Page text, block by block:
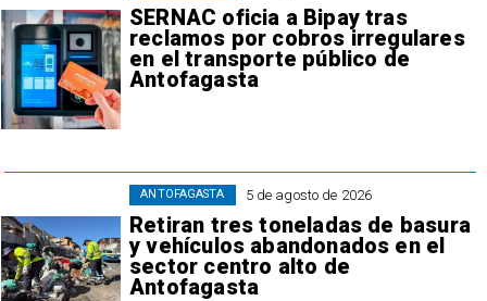
SERNAC oficia a Bipay tras
reclamos por cobros irregulares
en el transporte público de
Antofagasta
5 de agosto de 2026
Retiran tres toneladas de basura
y vehículos abandonados en el
sector centro alto de
Antofagasta
ANTOFAGASTA